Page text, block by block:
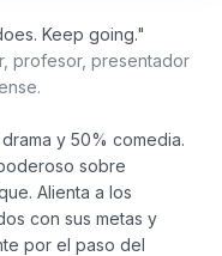
profesor, presentador
y 50% comedia.
sobre
Alienta a los
con sus metas y
por el paso del